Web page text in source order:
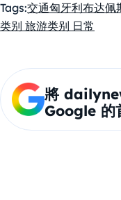
Tags:交通匈牙利布达佩
类别 旅游类别 日常
將
Google 的